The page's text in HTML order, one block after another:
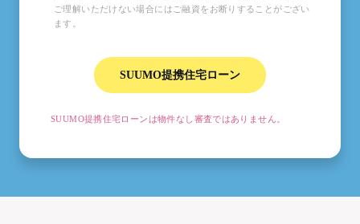
ご理解いただけない場合にはご融資をお断りすることがござい
ます。
SUUMO提携住宅ローン
SUUMO提携住宅ローンは物件なし審査ではありません。